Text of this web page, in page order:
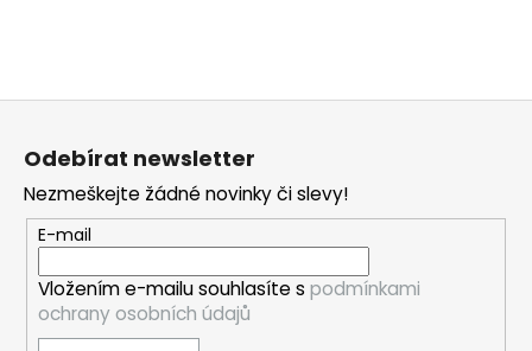
Z
Odebírat newsletter
Nezmeškejte žádné novinky či slevy!
E-mail
Vložením e-mailu souhlasíte s podmínkami
ochrany osobních údajů